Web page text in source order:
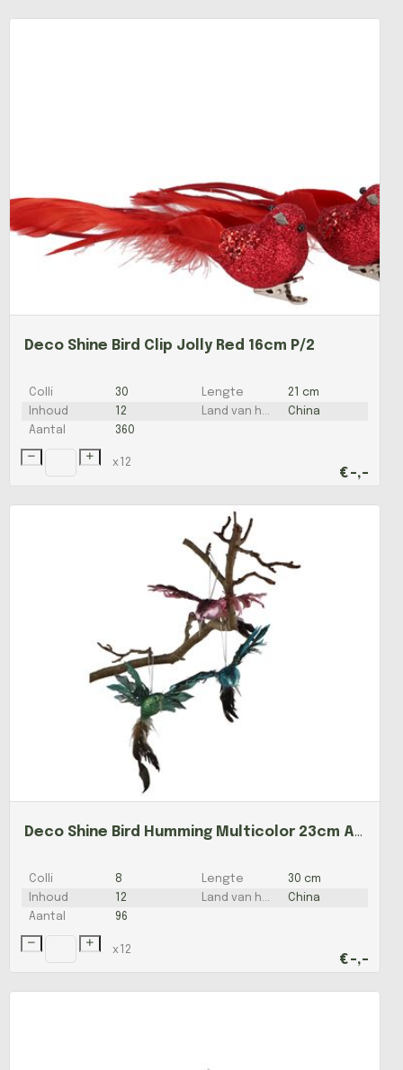
Deco Shine Bird Clip Jolly Red 16cm P/2
Colli 30 Lengte
21 cm
Inhoud
12 Land van herkomst
China
Aantal
360
€-,-
x12
Deco Shine Bird Humming Multicolor 23cm Ass P/1 Nm
Colli 8 Lengte
30 cm
Inhoud
12 Land van herkomst
China
Aantal
96
€-,-
x 12